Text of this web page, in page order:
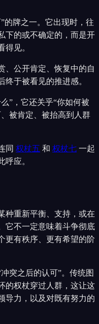
的牌之一。它出现时，往
下的或不确定的，而是开
得见。
、公开肯定、恢复中的自
于被看见的推进感。
”，它还关乎“你如何被
被肯定、被抬高到人群
同 权杖五 和 权杖七 一起
呼应。
种重新平衡、支持，或在
它不一定意味着斗争彻底
更有秩序、更有希望的阶
突之后的认可”。传统图
的权杖穿过人群，这让这
导力，以及对既有努力的